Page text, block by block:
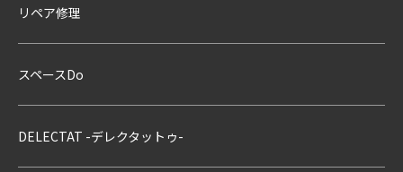
リペア修理
スペースDo
DELECTAT -デレクタットゥ-